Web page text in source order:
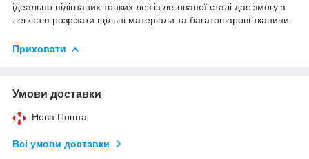
ідеально підігнаних тонких лез із легованої сталі дає змогу з
легкістю розрізати щільні матеріали та багатошарові тканини.
Приховати
Умови доставки
Нова Пошта
Всі умови доставки